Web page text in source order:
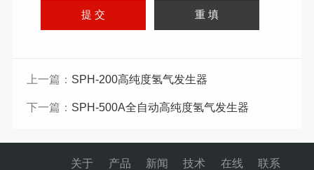
上一篇： SPH-200高纯度氢气发生器
下一篇： SPH-500A全自动高纯度氢气发生器
关于 产品 新闻 技术 在线 联系